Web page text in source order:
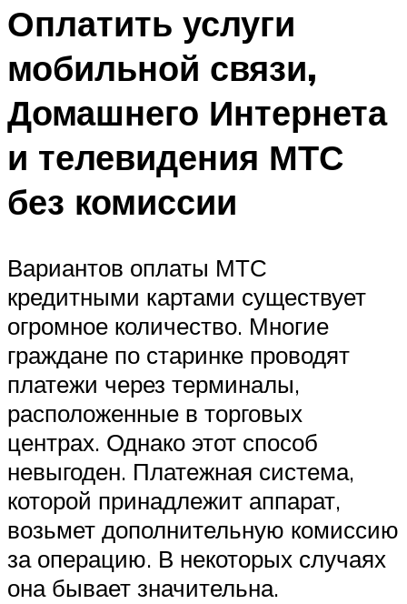
Оплатить услуги
мобильной связи,
Домашнего Интернета
и телевидения МТС
без комиссии
Вариантов оплаты МТС
кредитными картами существует
огромное количество. Многие
граждане по старинке проводят
платежи через терминалы,
расположенные в торговых
центрах. Однако этот способ
невыгоден. Платежная система,
которой принадлежит аппарат,
возьмет дополнительную комиссию
за операцию. В некоторых случаях
она бывает значительна.